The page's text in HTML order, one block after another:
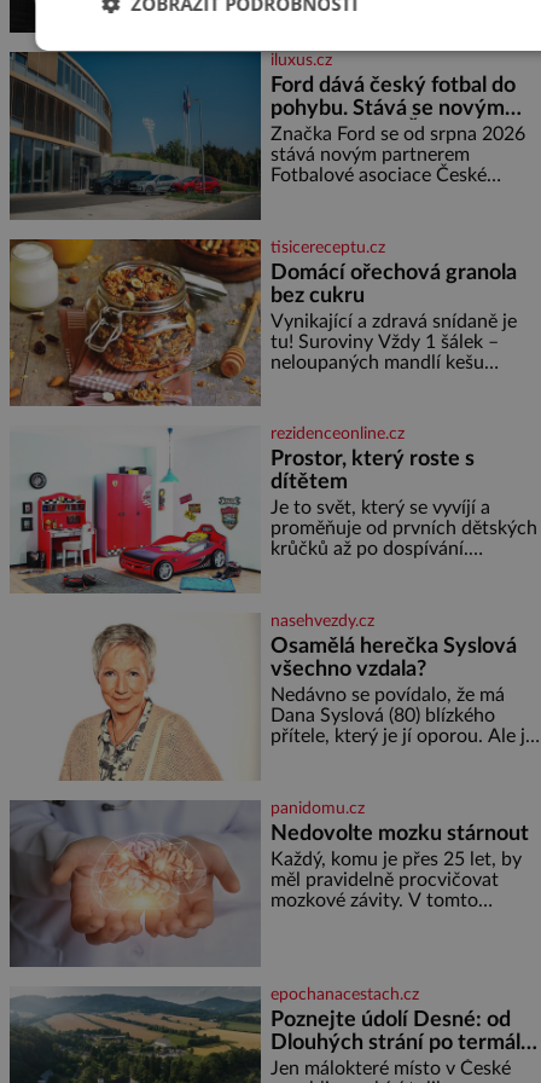
švadlenku. Když mu to
nemůže, protože žádné nemá,
spokojí se lupič s několika
měďáky a štůčky látky. Zraněná
žena pár dní nato umírá. Je to
muž nebývale krutý. Jeho činy
budí hrůzu ještě dlouho po jeho
smrti
iluxus.cz
Ford dává český fotbal do
pohybu. Stává se novým
partnerem FAČR
Značka Ford se od srpna 2026
stává novým partnerem
Fotbalové asociace České
asociace, reprezentačních týmů
i českého fotbalu v regionech.
Partner
tisicereceptu.cz
Domácí ořechová granola
bez cukru
Vynikající a zdravá snídaně je
tu! Suroviny Vždy 1 šálek –
neloupaných mandlí kešu
semínek dýně rozinek 3 šálky
ovesných vloček 1 lžíce mlet
rezidenceonline.cz
Prostor, který roste s
dítětem
Je to svět, který se vyvíjí a
proměňuje od prvních dětských
krůčků až po dospívání.
soustředění i odpočinek a
reaguje na každou etapu života
a specifické potřeby dítěte. Pro
nejmenší je klíčová
jednoduchost, měkkost a
bezpečí, proto by pokoj
miminka měl působit především
nasehvezdy.cz
Osamělá herečka Syslová
všechno vzdala?
Nedávno se povídalo, že má
Dana Syslová (80) blízkého
přítele, který je jí oporou. Ale je
častěji mluví o svém odchodu.
Dohnala ji snad samota? Půs
panidomu.cz
Nedovolte mozku stárnout
Každý, komu je přes 25 let, by
měl pravidelně procvičovat
mozkové závity. V tomto
jméno kolegy z práce. Nebo
marně v paměti lovíte název
knížky, kterou jste nedávno
přečetli. Je to opravdu tak, s
věkem jako kdyby se paměť
epochanacestach.cz
Poznejte údolí Desné: od
Dlouhých strání po termální
prameny
Jen málokteré místo v České